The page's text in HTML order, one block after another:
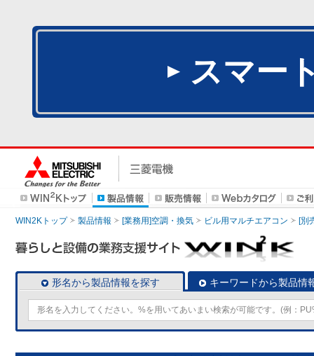
スマー
WIN2Kトップ 製品情報 [業務用]空調・換気 ビル用マルチエアコン [別
形名から製品情報を探す キーワードから製品情